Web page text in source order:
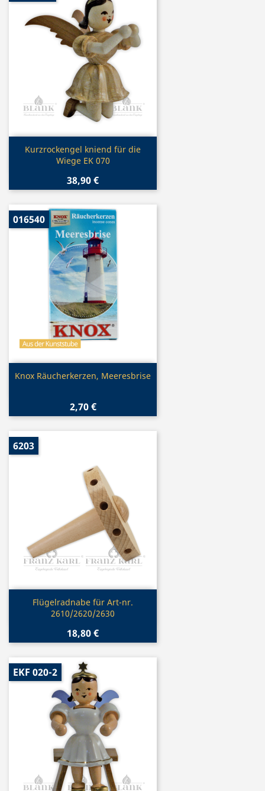
Vorschau
Kurzrockengel kniend für die
Wiege EK 070
38,90 €
Vorschau
Knox Räucherkerzen, Meeresbrise
2,70 €
016540
Vorschau
Flügelradnabe für Art-nr.
2610/2620/2630
18,80 €
6203
EKF 020-2